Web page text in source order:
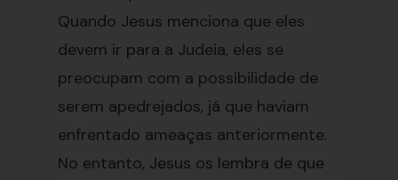
Quando Jesus menciona que eles
devem ir para a Judeia, eles se
preocupam com a possibilidade de
serem apedrejados, já que haviam
enfrentado ameaças anteriormente.
No entanto, Jesus os lembra de que